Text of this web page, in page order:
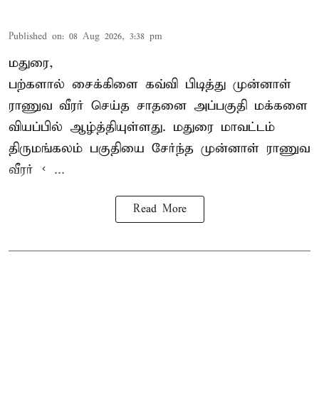
Published on: 08 Aug 2026, 3:38 pm
மதுரை,
பற்களால் சைக்கிளை கவ்வி பிடித்து முன்னாள்
ராணுவ வீரர் செய்த சாதனை அப்பகுதி மக்களை
வியப்பில் ஆழ்த்தியுள்ளது. மதுரை மாவட்டம்
திருமங்கலம் பகுதியை சேர்ந்த முன்னாள் ராணுவ
வீரர் < ...
Read More